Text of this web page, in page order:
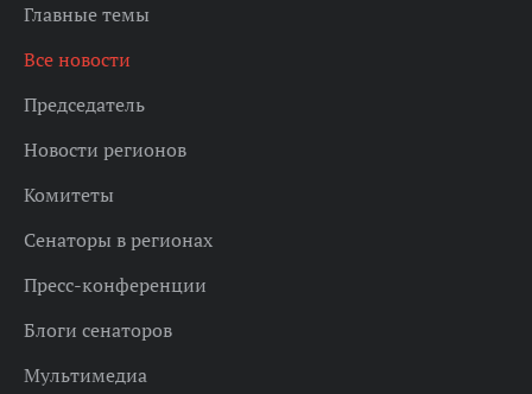
Главные темы
Все новости
Председатель
Новости регионов
Комитеты
Сенаторы в регионах
Пресс-конференции
Блоги сенаторов
Мультимедиа